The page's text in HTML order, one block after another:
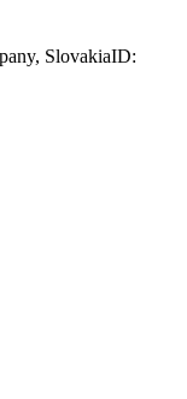
SlovakiaID: